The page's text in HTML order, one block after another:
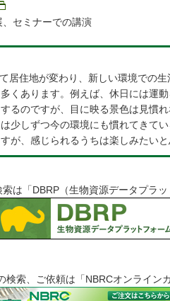
セミナーでの講演
居住地が変わり、新しい環境での
くあります。例えば、休日には運
るのですが、目に映る景色は見慣
少しずつ今の環境にも慣れてきて
が、感じられるうちは楽しみたい
は「DBRP（生物資源データプラ
検索、ご依頼は「NBRCオンライン